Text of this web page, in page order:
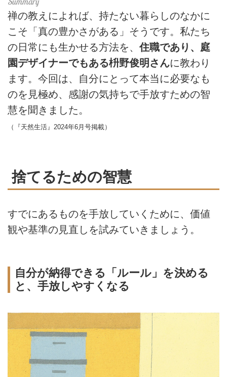
禅の教えによれば、持たない暮らしのなかに
こそ「真の豊かさがある」そうです。私たち
の日常にも生かせる方法を、住職であり、庭
園デザイナーでもある枡野俊明さんに教わり
ます。今回は、自分にとって本当に必要なも
のを見極め、感謝の気持ちで手放すための智
慧を聞きました。
（『天然生活』2024年6月号掲載）
捨てるための智慧
すでにあるものを手放していくために、価値
観や基準の見直しを試みていきましょう。
自分が納得できる「ルール」を決める
と、手放しやすくなる